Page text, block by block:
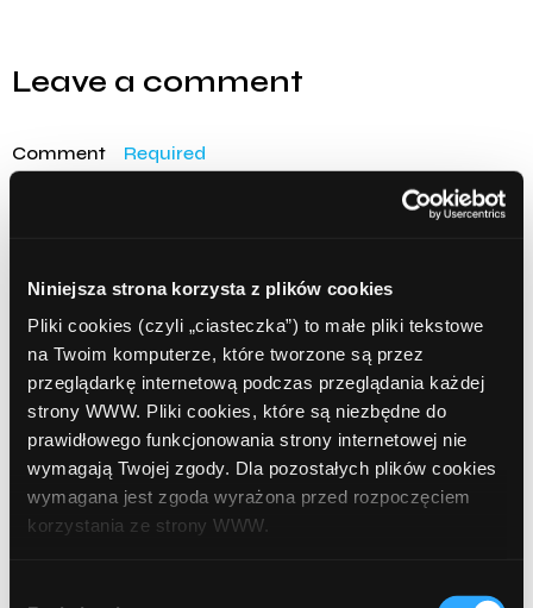
Niniejsza strona korzysta z plików cookies
Pliki cookies (czyli „ciasteczka”) to małe pliki tekstowe
na Twoim komputerze, które tworzone są przez
przeglądarkę internetową podczas przeglądania każdej
strony WWW. Pliki cookies, które są niezbędne do
prawidłowego funkcjonowania strony internetowej nie
wymagają Twojej zgody. Dla pozostałych plików cookies
wymagana jest zgoda wyrażona przed rozpoczęciem
korzystania ze strony WWW.
Leave a comment
Comment Required
Name Required